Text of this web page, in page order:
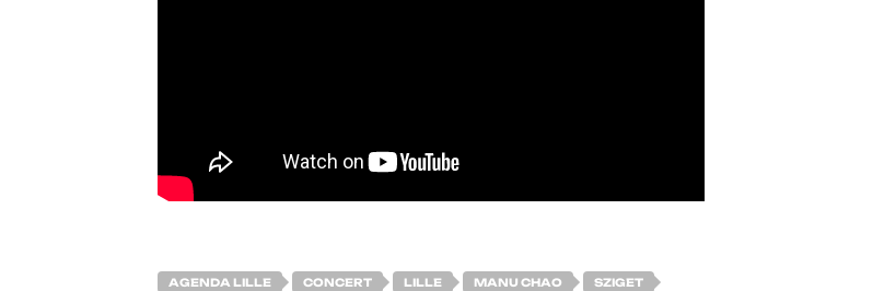
AGENDA LILLE CONCERT LILLE MANU CHAO SZIGET